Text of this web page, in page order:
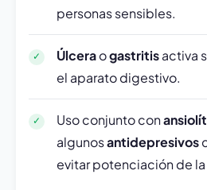
personas sensibles.
Úlceraogastritisactiva
el aparato digestivo.
Uso conjunto con
algunosantidepresivos
evitar potenciación de